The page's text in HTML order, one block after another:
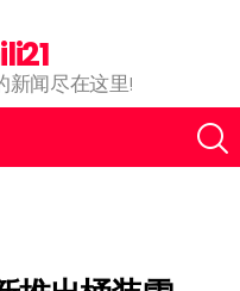
新闻尽在这里!